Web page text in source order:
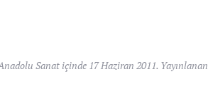
Sanatiçinde 17 Haziran 2011. Yayınlanan